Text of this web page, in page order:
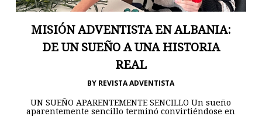
MISIÓN ADVENTISTA EN ALBANIA:
DE UN SUEÑO A UNA HISTORIA
REAL
BY REVISTA ADVENTISTA
UN SUEÑO APARENTEMENTE SENCILLO Un sueño
aparentemente sencillo terminó convirtiéndose en